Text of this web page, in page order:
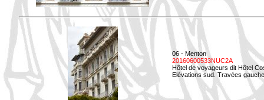
06 - Menton
20160600533NUC2A
Hôtel de voyageurs dit Hôtel
Elévations sud. Travées